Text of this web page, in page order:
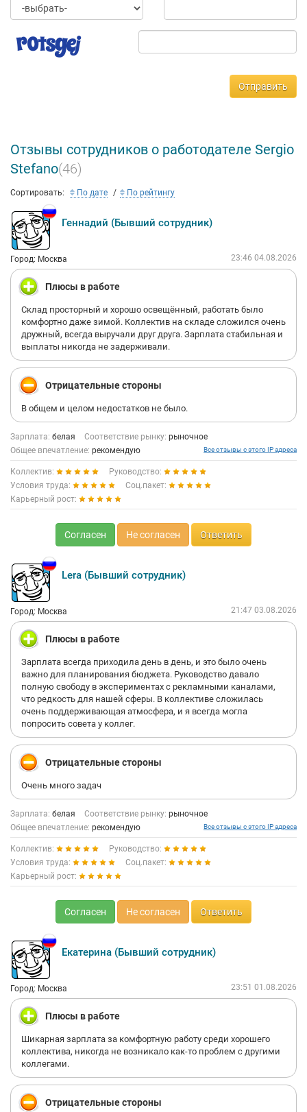
Отправить
Отзывы сотрудников о работодателе Sergio
Stefano(46)
Сортировать: По дате По рейтингу
Геннадий (Бывший сотрудник)
Город: Москва 23:46 04.08.2026
Плюсы в работе
Склад просторный и хорошо освещённый, работать было
комфортно даже зимой. Коллектив на складе сложился очень
дружный, всегда выручали друг друга. Зарплата стабильная и
выплаты никогда не задерживали.
Отрицательные стороны
В общем и целом недостатков не было.
Зарплата: белая Соответствие рынку: рыночное
Общее впечатление: рекомендую Все отзывы с этого IP адреса
Коллектив:
Руководство:
Условия труда:
Соц.пакет:
Карьерный рост:
Согласен Не согласен Ответить
Lera (Бывший сотрудник)
Город: Москва 21:47 03.08.2026
Плюсы в работе
Зарплата всегда приходила день в день, и это было очень
важно для планирования бюджета. Руководство давало
полную свободу в экспериментах с рекламными каналами,
что редкость для нашей сферы. В коллективе сложилась
очень поддерживающая атмосфера, и я всегда могла
попросить совета у коллег.
Отрицательные стороны
Очень много задач
Зарплата: белая Соответствие рынку: рыночное
Общее впечатление: рекомендую Все отзывы с этого IP адреса
Коллектив:
Руководство:
Условия труда:
Соц.пакет:
Карьерный рост:
Согласен Не согласен Ответить
Екатерина (Бывший сотрудник)
Город: Москва 23:51 01.08.2026
Плюсы в работе
Шикарная зарплата за комфортную работу среди хорошего
коллектива, никогда не возникало как-то проблем с другими
коллегами.
Отрицательные стороны